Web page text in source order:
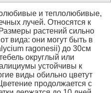
и теплолюбивые,
лучей. Относятся к
растений сильно
вида: они могут быть в
ragonesii) до 30см
округлый или
устойчивы к
виды обильно цветут
продолжается с